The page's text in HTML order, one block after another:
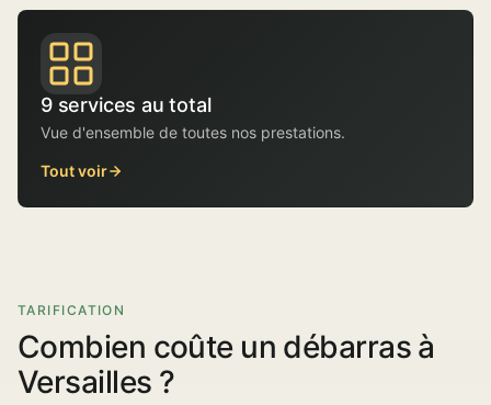
9 services au total
Vue d'ensemble de toutes nos prestations.
Tout voir
TARIFICATION
Combien coûte un débarras à
Versailles ?